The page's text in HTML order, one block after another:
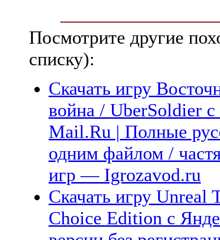
Посмотрите другие
списку):
Скачать игру
война / UberSoldier
Mail.Ru | Полные
одним файлом /
игр — Igrozavod.ru
Скачать игру Unreal
Choice Edition с